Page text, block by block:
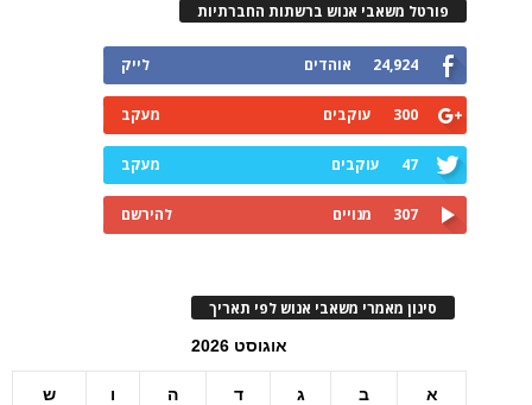
פורטל משאבי אנוש ברשתות החברתיות
24,924 אוהדים לייק
300 עוקבים מעקב
47 עוקבים מעקב
307 מנויים להירשם
סינון מאמרי משאבי אנוש לפי תאריך
אוגוסט 2026
א ב ג ד ה ו ש